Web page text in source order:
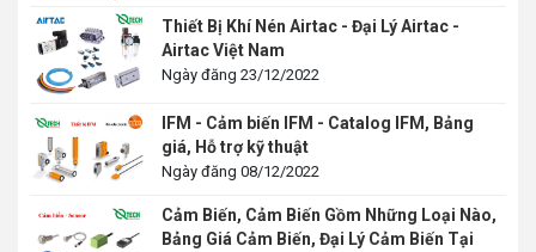
Thiết Bị Khí Nén Airtac - Đại Lý Airtac -
Airtac Việt Nam
Ngày đăng 23/12/2022
IFM - Cảm biến IFM - Catalog IFM, Bảng
giá, Hỗ trợ kỹ thuật
Ngày đăng 08/12/2022
Cảm Biến, Cảm Biến Gồm Những Loại Nào,
Bảng Giá Cảm Biến, Đại Lý Cảm Biến Tại